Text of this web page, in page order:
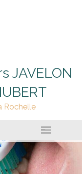
JAVELON
Rochelle